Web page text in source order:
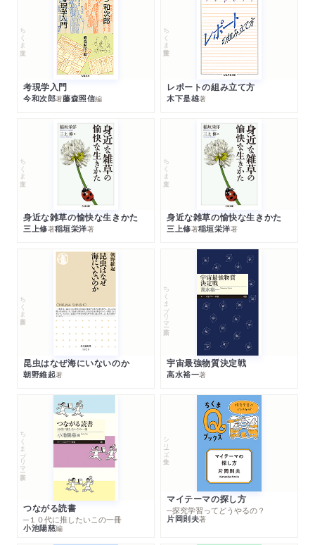
ちくま文庫
考現学入門
今和次郎著藤森照信編
ちくま学芸文庫
レポートの組み立て方
木下是雄著
ちくま文庫
身近な雑草の愉快な生きかた
三上修著稲垣栄洋著
ちくま文庫
身近な雑草の愉快な生きかた
三上修著稲垣栄洋著
ちくま新書
昆虫はなぜ海にいないのか
朝野維起著
ちくまプリマー新書
宇宙最強物質決定戦
高水裕一著
ちくまプリマー新書
つながる読書
─１０代に推したいこの一冊
小池陽慈編
シリーズ・全集
マイテーマの探し方
─探究学習ってどうやるの？
片岡則夫著